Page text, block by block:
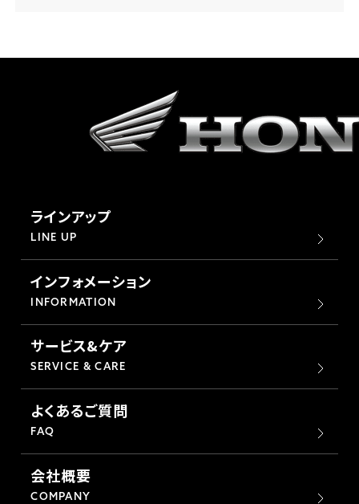
ラインアップ
LINE UP
インフォメーション
INFORMATION
サービス&ケア
SERVICE & CARE
よくあるご質問
FAQ
会社概要
COMPANY
ホンダドリーム 水戸北